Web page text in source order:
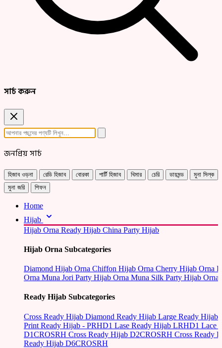
সার্চ করুন
জনপ্রিয় সার্চ
হিজাব ওড়না রেডি হিজাব বোরকা পার্টি হিজাব খিমার চেরি ডায়মন্ড
মুনা সিল্ক
মুনা জরি
শিফন
Home
Hijab
Hijab Orna Ready Hijab China Party Hijab
Hijab Orna Subcategories
Diamond Hijab Orna Chiffon Hijab Orna Cherry Hijab Orna
Orna Muna Jori Party Hijab Orna Muna Silk Party Hijab Orna
Ready Hijab Subcategories
Cross Ready Hijab Diamond Ready Hijab Large Ready Hijab
Print Ready Hijab - PRHD1 Lase Ready Hijab LRHD1 Lace
D1CROSRH Cross Ready Hijab D2CROSRH Cross Ready
Ready Hijab D6CROSRH